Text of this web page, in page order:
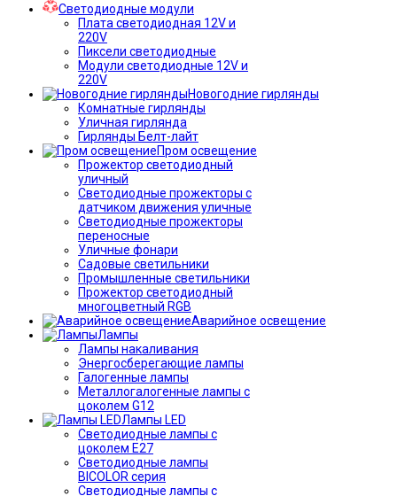
Светодиодные модули
Плата светодиодная 12V и
220V
Пиксели светодиодные
Модули светодиодные 12V и
220V
Новогодние гирлянды
Комнатные гирлянды
Уличная гирлянда
Гирлянды Белт-лайт
Пром освещение
Прожектор светодиодный
уличный
Светодиодные прожекторы с
датчиком движения уличные
Светодиодные прожекторы
переносные
Уличные фонари
Садовые светильники
Промышленные светильники
Прожектор светодиодный
многоцветный RGB
Аварийное освещение
Лампы
Лампы накаливания
Энергосберегающие лампы
Галогенные лампы
Металлогалогенные лампы с
цоколем G12
Лампы LED
Светодиодные лампы с
цоколем E27
Светодиодные лампы
BICOLOR серия
Светодиодные лампы с